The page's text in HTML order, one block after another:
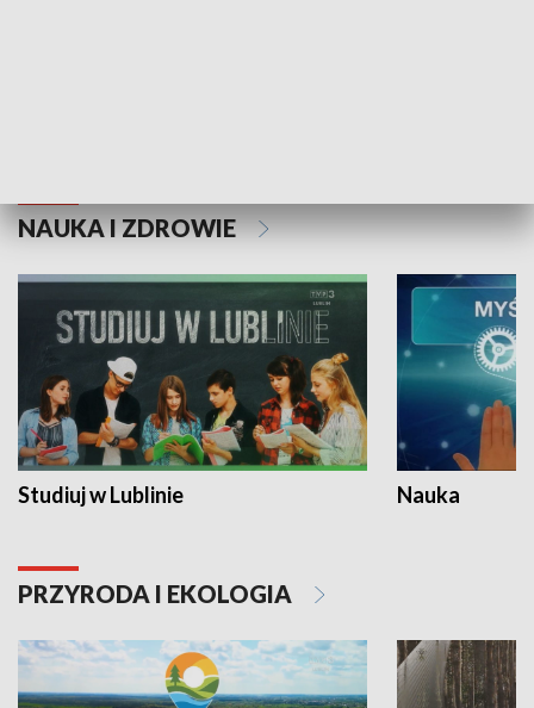
NAUKA I ZDROWIE
Studiuj w Lublinie Nauka
PRZYRODA I EKOLOGIA